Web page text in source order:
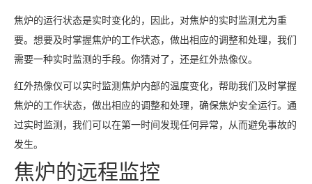
焦炉的运行状态是实时变化的，因此，对焦炉的实时监测尤为重
要。想要及时掌握焦炉的工作状态，做出相应的调整和处理，我们
需要一种实时监测的手段。你猜对了，还是红外热像仪。
红外热像仪可以实时监测焦炉内部的温度变化，帮助我们及时掌握
焦炉的工作状态，做出相应的调整和处理，确保焦炉安全运行。通
过实时监测，我们可以在第一时间发现任何异常，从而避免事故的
发生。
焦炉的远程监控